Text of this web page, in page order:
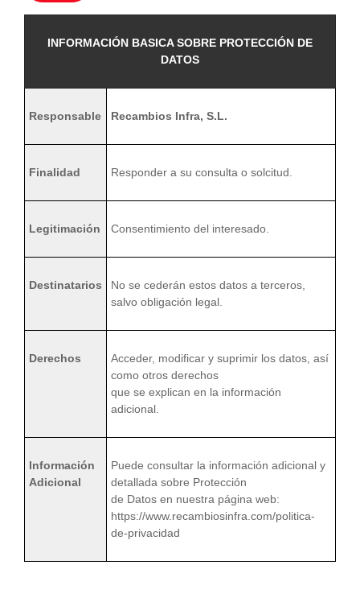
INFORMACIÓN BASICA SOBRE PROTECCIÓN DE
DATOS
Responsable Recambios Infra, S.L.
Finalidad Responder a su consulta o solcitud.
Legitimación Consentimiento del interesado.
Destinatarios
No se cederán estos datos a terceros,
salvo obligación legal.
Derechos
Acceder, modificar y suprimir los datos, así
como otros derechos
que se explican en la información
adicional.
Información
Adicional
Puede consultar la información adicional y
detallada sobre Protección
de Datos en nuestra página web:
https://www.recambiosinfra.com/politica-
de-privacidad